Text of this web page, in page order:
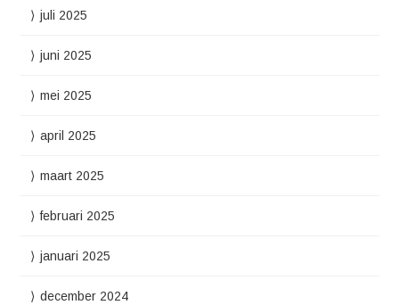
juli 2025
juni 2025
mei 2025
april 2025
maart 2025
februari 2025
januari 2025
december 2024